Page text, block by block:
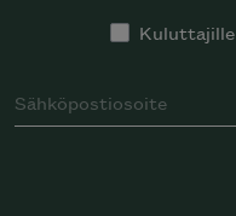
Kuluttajille